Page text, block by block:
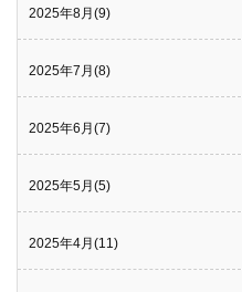
2025年8月(9)
2025年7月(8)
2025年6月(7)
2025年5月(5)
2025年4月(11)